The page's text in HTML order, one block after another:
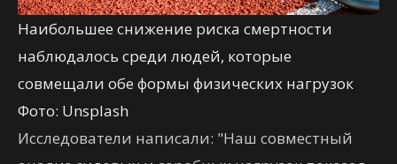
Наибольшее снижение риска смертности
наблюдалось среди людей, которые
совмещали обе формы физических нагрузок
Фото: Unsplash
Исследователи написали: "Наш совместный